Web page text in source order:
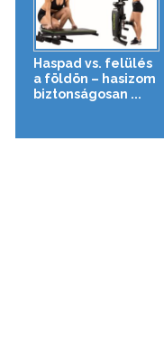
Haspad vs. felülés
a földön – hasizom
biztonságosan ...